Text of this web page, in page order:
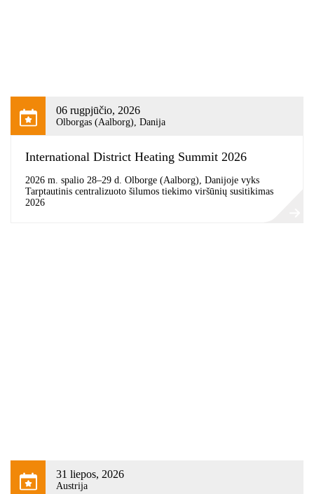
06 rugpjūčio, 2026
Olborgas (Aalborg), Danija
International District Heating Summit 2026
2026 m. spalio 28–29 d. Olborge (Aalborg), Danijoje vyks
Tarptautinis centralizuoto šilumos tiekimo viršūnių susitikimas
2026
31 liepos, 2026
Austrija